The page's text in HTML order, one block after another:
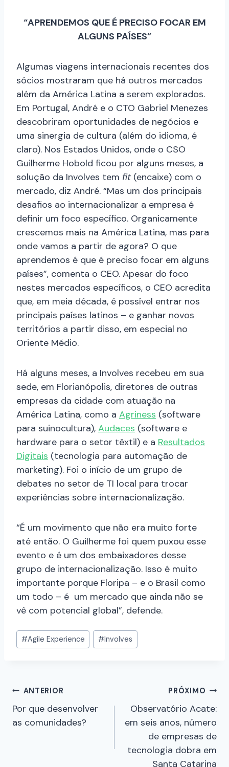
“APRENDEMOS QUE É PRECISO FOCAR EM
ALGUNS PAÍSES”
Algumas viagens internacionais recentes dos
sócios mostraram que há outros mercados
além da América Latina a serem explorados.
Em Portugal, André e o CTO Gabriel Menezes
descobriram oportunidades de negócios e
uma sinergia de cultura (além do idioma, é
claro). Nos Estados Unidos, onde o CSO
Guilherme Hobold ficou por alguns meses, a
solução da Involves tem fit (encaixe) com o
mercado, diz André. “Mas um dos principais
desafios ao internacionalizar a empresa é
definir um foco específico. Organicamente
crescemos mais na América Latina, mas para
onde vamos a partir de agora? O que
aprendemos é que é preciso focar em alguns
países”, comenta o CEO. Apesar do foco
nestes mercados específicos, o CEO acredita
que, em meia década, é possível entrar nos
principais países latinos – e ganhar novos
territórios a partir disso, em especial no
Oriente Médio.
Há alguns meses, a Involves recebeu em sua
sede, em Florianópolis, diretores de outras
empresas da cidade com atuação na
América Latina, como a Agriness (software
para suinocultura), Audaces (software e
hardware para o setor têxtil) e a Resultados
Digitais (tecnologia para automação de
marketing). Foi o início de um grupo de
debates no setor de TI local para trocar
experiências sobre internacionalização.
“É um movimento que não era muito forte
até então. O Guilherme foi quem puxou esse
evento e é um dos embaixadores desse
grupo de internacionalização. Isso é muito
importante porque Floripa – e o Brasil como
um todo – é um mercado que ainda não se
vê com potencial global”, defende.
#Agile Experience #Involves
ANTERIOR
Por que desenvolver
as comunidades?
PRÓXIMO
Observatório Acate:
em seis anos, número
de empresas de
tecnologia dobra em
Santa Catarina